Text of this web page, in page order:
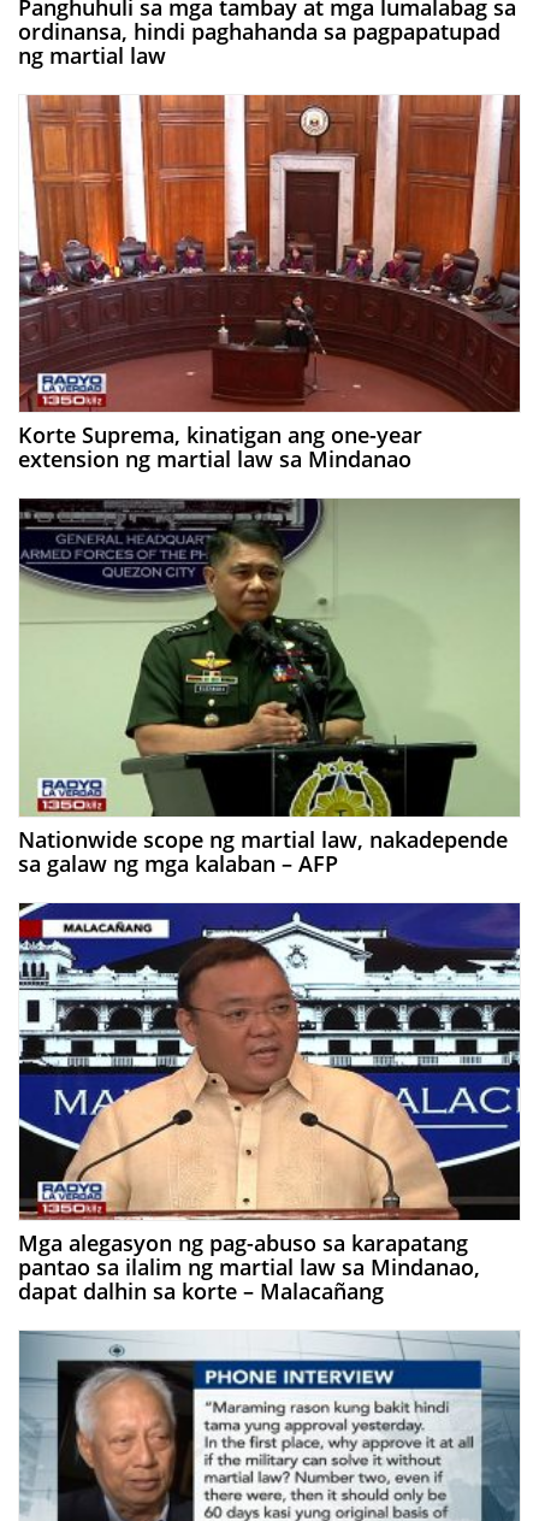
Panghuhuli sa mga tambay at mga lumalabag sa
ordinansa, hindi paghahanda sa pagpapatupad
ng martial law
Korte Suprema, kinatigan ang one-year
extension ng martial law sa Mindanao
Nationwide scope ng martial law, nakadepende
sa galaw ng mga kalaban – AFP
Mga alegasyon ng pag-abuso sa karapatang
pantao sa ilalim ng martial law sa Mindanao,
dapat dalhin sa korte – Malacañang